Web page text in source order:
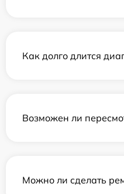
Как долго длится
Возможен ли
Можно ли сделать